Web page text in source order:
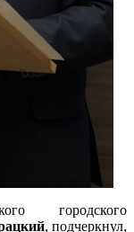
городского
, подчеркнул,